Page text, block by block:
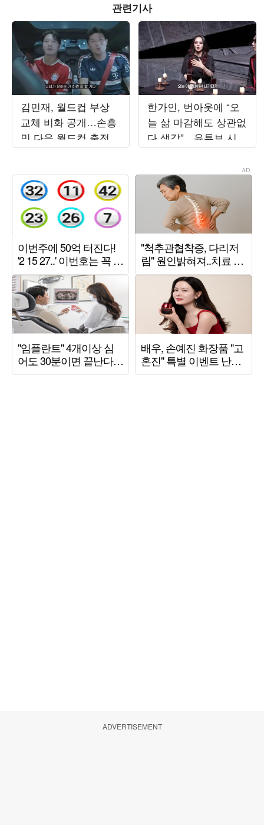
관련기사
김민재, 월드컵 부상
교체 비화 공개…손흥
민 다음 월드컵 출전
전망도 ('짐종국')
한가인, 번아웃에 “오
늘 삶 마감해도 상관없
다 생각”…유튜브 시작
한 이유
ADVERTISEMENT